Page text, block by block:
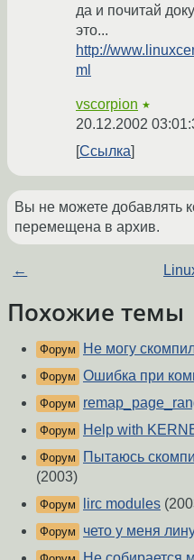
да и почитай
это...
http://
ml
vscorpion ★
20.12.2002
Ссылка
Вы не можете добавлять
перемещена в архив.
←
Похожие темы
Форум Не могу
Форум Ошибка при
Форум
Форум Help with
Форум
Пытаюсь
(2003)
Форум lirc modules
Форум чето у меня